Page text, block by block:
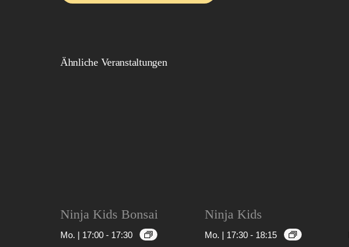
Ähnliche Veranstaltungen
Ninja Kids Bonsai
Mo. | 17:00 - 17:30
Ninja Kids
Mo. | 17:30 - 18:15